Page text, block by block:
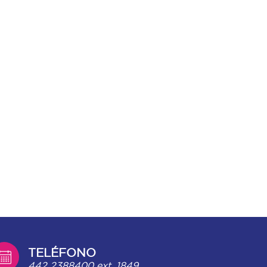
TELÉFONO